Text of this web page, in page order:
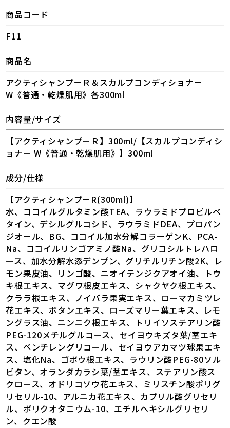
商品コード
F11
商品名
アクティシャンプーＲ＆スカルプコンディショナー
W《普通・乾燥肌用》各300ml
内容量/サイズ
【アクティシャンプーＲ】300ml/【スカルプコンディシ
ョナー W《普通・乾燥肌用》】300ml
成分/仕様
【アクティシャンプーR(300ml)】
水、ココイルグルタミン酸TEA、ラウラミドプロピルベ
タイン、デシルグルコシド、ラウラミドDEA、プロパン
ジオール、BG、ココイル加水分解コラーゲンK、PCA-
Na、ココイルリンゴアミノ酸Na、グリコシルトレハロ
ース、加水分解水添デンプン、グリチルリチン酸2K、レ
モン果皮油、リンゴ酸、ニオイテンジクアオイ油、トウ
キ根エキス、マグワ根皮エキス、シャクヤク根エキス、
クララ根エキス、ノイバラ果実エキス、ローマカミツレ
花エキス、ボタンエキス、ローズマリー葉エキス、レモ
ングラス油、ニンニク根エキス、トリイソステアリン酸
PEG-120メチルグルコース、セイヨウキズタ葉/茎エキ
ス、ペンチレングリコール、セイヨウアカマツ球果エキ
ス、塩化Na、ゴボウ根エキス、ラウリン酸PEG-80ソル
ビタン、オランダカラシ葉/茎エキス、ステアリン酸ス
クロース、オドリコソウ花エキス、ミリスチン酸ポリグ
リセリル-10、アルニカ花エキス、カプリル酸グリセリ
ル、ポリクオタニウム-10、エチルヘキシルグリセリ
ン、クエン酸